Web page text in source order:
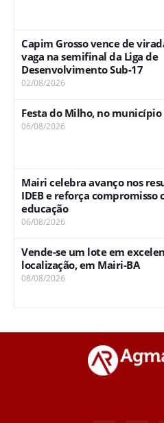
Capim Grosso vence de
vaga na semifinal da Liga de
Desenvolvimento Sub-17
02/08/2026
Festa do Milho, no município
06/08/2026
Mairi celebra avanço nos
IDEB e reforça compromisso
educação
06/08/2026
Vende-se um lote em
localização, em Mairi-BA
08/08/2026